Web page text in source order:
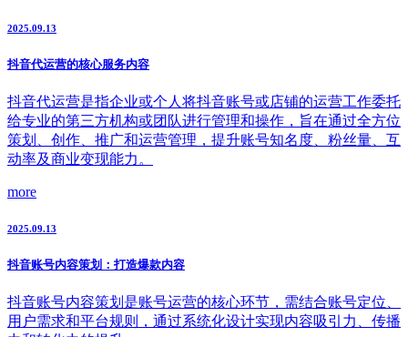
2025.09.13
抖音代运营的核心服务内容
抖音代运营是指企业或个人将抖音账号或店铺的运营工作委托
给专业的第三方机构或团队进行管理和操作，旨在通过全方位
策划、创作、推广和运营管理，提升账号知名度、粉丝量、互
动率及商业变现能力。
more
2025.09.13
抖音账号内容策划：打造爆款内容
抖音账号内容策划是账号运营的核心环节，需结合账号定位、
用户需求和平台规则，通过系统化设计实现内容吸引力、传播